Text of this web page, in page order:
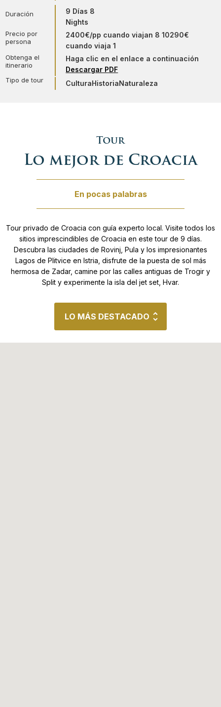
Viajes Privados República Checa
Viajes Privados Serbia
Viajes Privados Suiza
Lo mejor de Croacia
Tour histórico de Eslovenia
Aventura balcánica
Tour de la Herencia Judia
El clásico tour navideño de Europa del Este
El tour navideño
Tour invernal por las capitales de Europa
Eslovenia en una semana
Tour familiar por Eslovenia, Austria e Italia
Tour gastronómico de Eslovenia
Duración 9 Días 8
Nights
Precio por
persona
2400€/pp cuando viajan 810290€
cuando viaja 1
Obtenga el
itinerario
Haga clic en el enlace a continuación
Descargar PDF
Tipo de tour CulturaHistoriaNaturaleza
Tour
Lo mejor de Croacia
En pocas palabras
Tour privado de Croacia con guía experto local. Visite todos los
sitios imprescindibles de Croacia en este tour de 9 días.
Descubra las ciudades de Rovinj, Pula y los impresionantes
Lagos de Plitvice en Istria, disfrute de la puesta de sol más
hermosa de Zadar, camine por las calles antiguas de Trogir y
Split y experimente la isla del jet set, Hvar.
LO MÁS DESTACADO
Destacados del Tour